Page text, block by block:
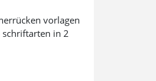
vorlagen
in 2